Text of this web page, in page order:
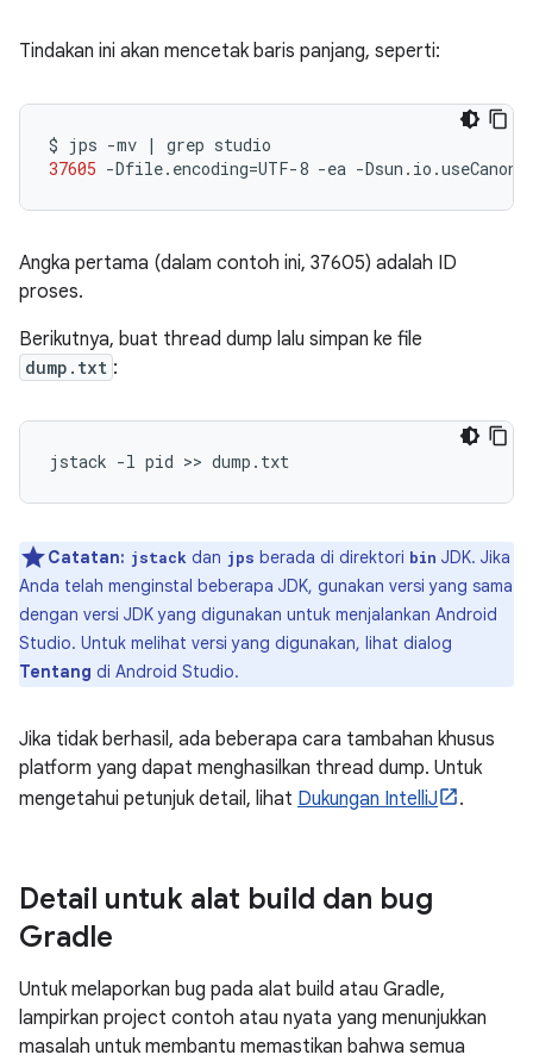
Tindakan ini akan mencetak baris panjang, seperti:
$ jps -mv | grep
37605 -Dfile.encoding=UTF-8 -ea -
Angka pertama (dalam contoh ini, 37605) adalah ID
proses.
Berikutnya, buat thread dump lalu simpan ke file
dump.txt :
Catatan: jstack dan jps berada di direktori bin JDK. Jika
Anda telah menginstal beberapa JDK, gunakan versi yang sama
dengan versi JDK yang digunakan untuk menjalankan Android
Studio. Untuk melihat versi yang digunakan, lihat dialog
Tentang di Android Studio.
Jika tidak berhasil, ada beberapa cara tambahan khusus
platform yang dapat menghasilkan thread dump. Untuk
mengetahui petunjuk detail, lihat Dukungan IntelliJ .
Detail untuk alat build dan bug
Gradle
Untuk melaporkan bug pada alat build atau Gradle,
lampirkan project contoh atau nyata yang menunjukkan
masalah untuk membantu memastikan bahwa semua